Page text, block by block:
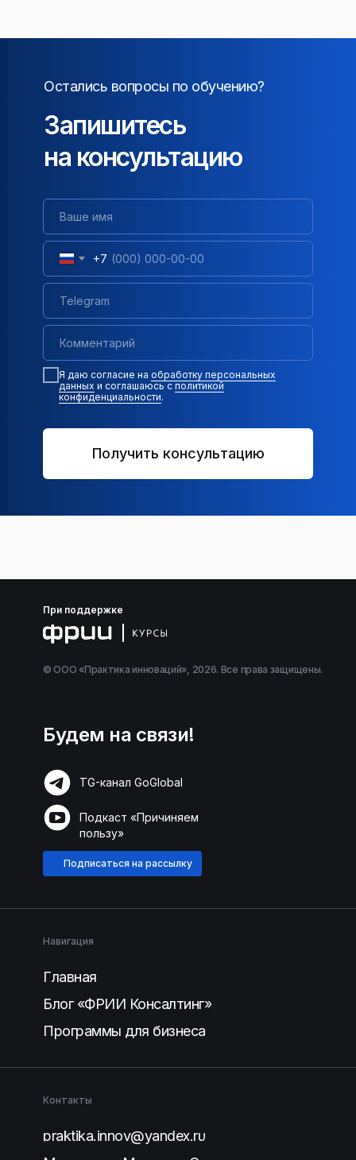
Запишитесь
на консультацию
Остались вопросы по обучению?
+7
Я даю согласие на обработку персональных
данных и соглашаюсь c политикой
конфиденциальности.
Получить консультацию
© ООО «Практика инноваций», 2026. Все права защищены.
Навигация
Будем на связи!
Контакты
Подкаст «Причиняем
пользу»
TG-канал GoGlobal
Подписаться на рассылку
praktika.innov@yandex.ru
Программы для бизнеса
Блог «ФРИИ Консалтинг»
Главная
При поддержке